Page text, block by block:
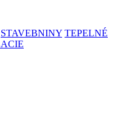
STAVEBNINY TEPELNÉ